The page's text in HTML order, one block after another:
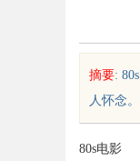
摘要:
人怀念
80s电影
固态硬盘星载存储方